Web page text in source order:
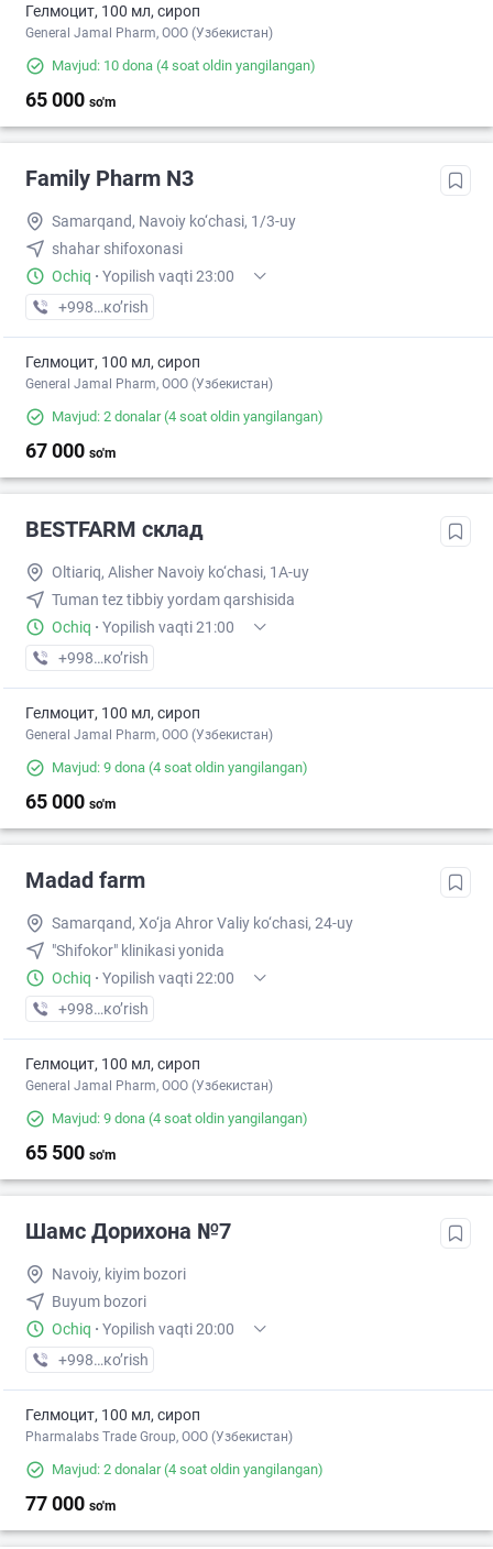
Гелмоцит, 100 мл, сироп
General Jamal Pharm, OOO (Узбекистан)
Mavjud: 10 dona (4 soat oldin yangilangan)
65 000 so'm
Family Pharm N3
Samarqand, Navoiy ko‘chasi, 1/3-uy
shahar shifoxonasi
Ochiq · Yopilish vaqti 23:00
+998 (95) XXX-XX-XX
кo’rish
Гелмоцит, 100 мл, сироп
General Jamal Pharm, OOO (Узбекистан)
Mavjud: 2 donalar(4 soat oldin yangilangan)
67 000 so'm
BESTFARM склад
Oltiariq, Alisher Navoiy ko‘chasi, 1A-uy
Tuman tez tibbiy yordam qarshisida
Ochiq · Yopilish vaqti 21:00
+998 (91) XXX-XX-XX
кo’rish
Гелмоцит, 100 мл, сироп
General Jamal Pharm, OOO (Узбекистан)
Mavjud: 9 dona (4 soat oldin yangilangan)
65 000 so'm
Madad farm
Samarqand, Xo‘ja Ahror Valiy ko‘chasi, 24-uy
"Shifokor" klinikasi yonida
Ochiq · Yopilish vaqti 22:00
+998 (77) XXX-XX-XX
кo’rish
Гелмоцит, 100 мл, сироп
General Jamal Pharm, OOO (Узбекистан)
Mavjud: 9 dona (4 soat oldin yangilangan)
65 500 so'm
Шамс Дорихона №7
Navoiy, kiyim bozori
Buyum bozori
Ochiq · Yopilish vaqti 20:00
+998 (79) XXX-XX-XX
кo’rish
Гелмоцит, 100 мл, сироп
Pharmalabs Trade Group, OOO (Узбекистан)
Mavjud: 2 donalar(4 soat oldin yangilangan)
77 000 so'm